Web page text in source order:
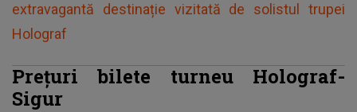
extravagantă destinație vizitată de solistul trupei
Holograf
Prețuri bilete turneu Holograf-
Sigur